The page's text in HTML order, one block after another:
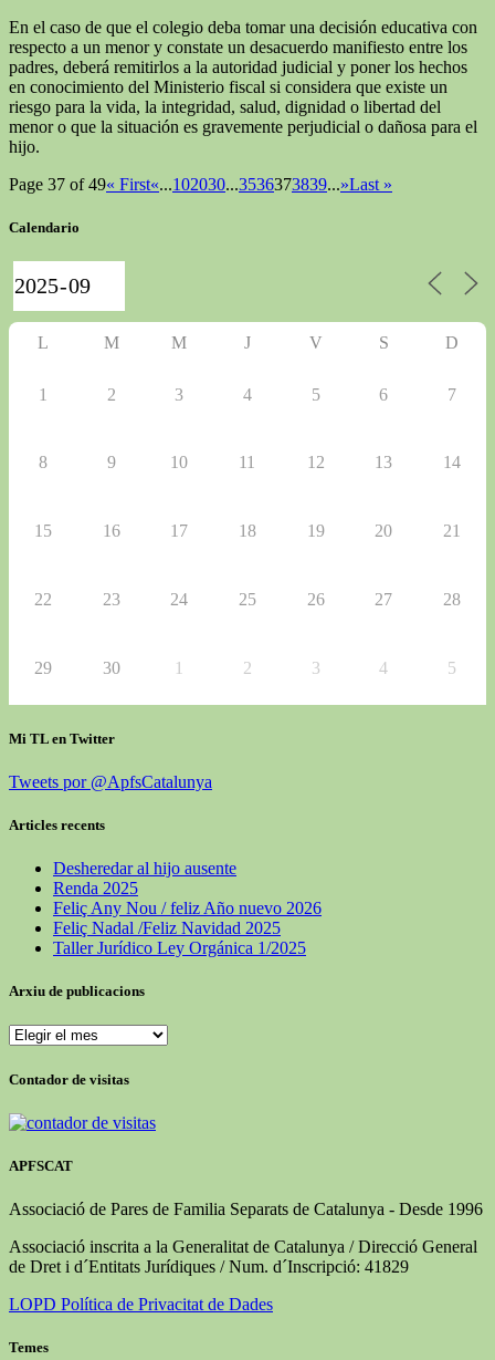
En el caso de que el colegio deba tomar una decisión educativa con
respecto a un menor y constate un desacuerdo manifiesto entre los
padres, deberá remitirlos a la autoridad judicial y poner los hechos
en conocimiento del Ministerio fiscal si considera que existe un
riesgo para la vida, la integridad, salud, dignidad o libertad del
menor o que la situación es gravemente perjudicial o dañosa para el
hijo.
Page 37 of 49« First«...102030...3536373839...»Last »
Calendario
L M M J V S D
1 2 3 4 5 6 7
8 9 10 11 12 13 14
15 16 17 18 19 20 21
22 23 24 25 26 27 28
29 30 1 2 3 4 5
Mi TL en Twitter
Tweets por @ApfsCatalunya
Articles recents
Desheredar al hijo ausente
Renda 2025
Feliç Any Nou / feliz Año nuevo 2026
Feliç Nadal /Feliz Navidad 2025
Taller Jurídico Ley Orgánica 1/2025
Arxiu de publicacions
Arxiu
publicacions
Contador de visitas
APFSCAT
Associació de Pares de Familia Separats de Catalunya - Desde 1996
Associació inscrita a la Generalitat de Catalunya / Direcció General
de Dret i d´Entitats Jurídiques / Num. d´Inscripció: 41829
LOPD Política de Privacitat de Dades
Temes